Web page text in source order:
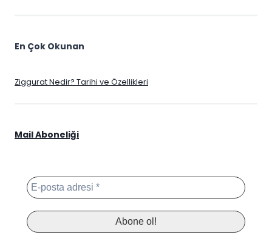
En Çok Okunan
Ziggurat Nedir? Tarihi ve Özellikleri
Mail Aboneliği